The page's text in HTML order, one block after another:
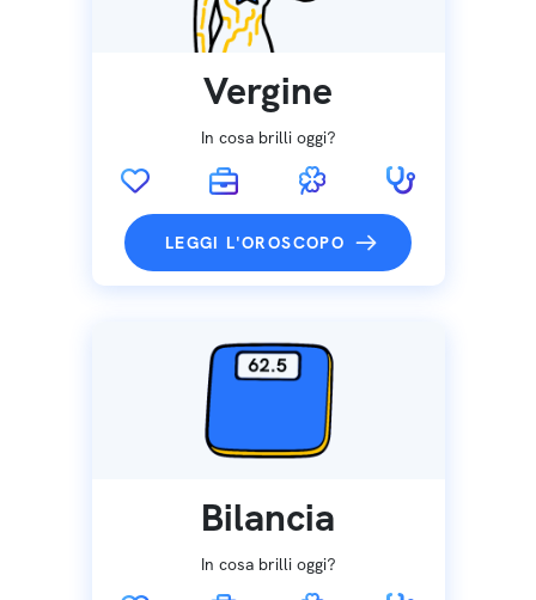
Vergine
In cosa brilli oggi?
LEGGI L'OROSCOPO
Bilancia
In cosa brilli oggi?